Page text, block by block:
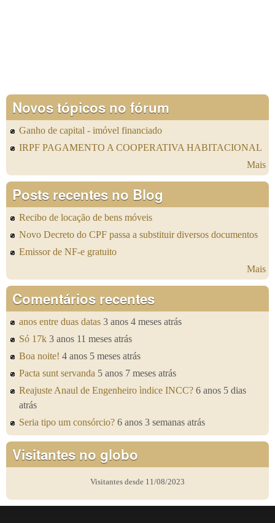
Novos tópicos no fórum
Ganho de capital - imóvel financiado
IRPF PAGAMENTO A COOPERATIVA HABITACIONAL
Mais
Posts recentes no Blog
Recibo de locação de bens móveis
Novo Decreto do CPF passa a substituir diversos documentos
Emissor de NF-e gratuito
Mais
Comentários recentes
anos entre duas datas 3 anos 4 meses atrás
Só 17k 3 anos 11 meses atrás
Boa noite! 4 anos 5 meses atrás
Pacta sunt servanda 5 anos 7 meses atrás
Reajuste Anaul de Engenheiro ìndice INCC? 6 anos 5 dias
atrás
Seria tipo um consórcio? 6 anos 3 semanas atrás
Visitantes no globo
Visitantes desde 11/08/2023